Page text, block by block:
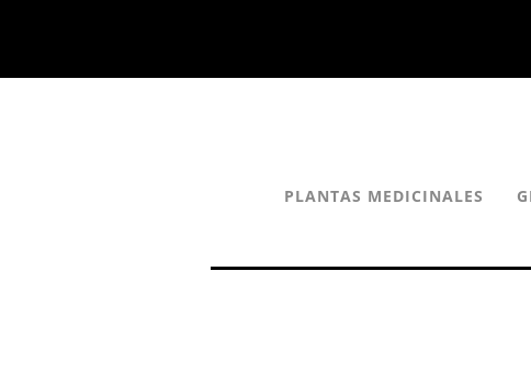
PLANTAS MEDICINALES